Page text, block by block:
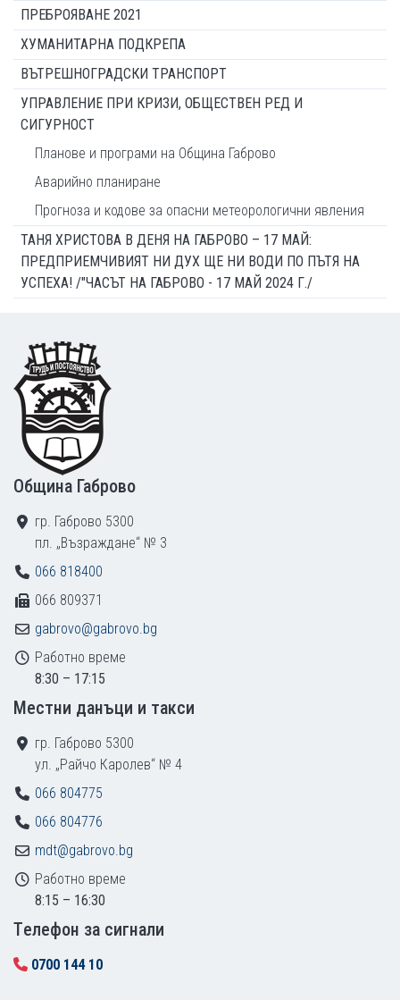
ПРЕБРОЯВАНЕ 2021
ХУМАНИТАРНА ПОДКРЕПА
ВЪТРЕШНОГРАДСКИ ТРАНСПОРТ
УПРАВЛЕНИЕ ПРИ КРИЗИ, ОБЩЕСТВЕН РЕД И
СИГУРНОСТ
Планове и програми на Община Габрово
Аварийно планиране
Прогноза и кодове за опасни метеорологични явления
ТАНЯ ХРИСТОВА В ДЕНЯ НА ГАБРОВО – 17 МАЙ:
ПРЕДПРИЕМЧИВИЯТ НИ ДУХ ЩЕ НИ ВОДИ ПО ПЪТЯ НА
УСПЕХА! /"ЧАСЪТ НА ГАБРОВО - 17 МАЙ 2024 Г./
Footer
Община Габрово
гр. Габрово 5300
пл. „Възраждане“ № 3
066 818400
066 809371
gabrovo@gabrovo.bg
Работно време
8:30 – 17:15
Местни данъци и такси
гр. Габрово 5300
ул. „Райчо Каролев“ № 4
066 804775
066 804776
mdt@gabrovo.bg
Работно време
8:15 – 16:30
Tелефон за сигнали
0700 144 10